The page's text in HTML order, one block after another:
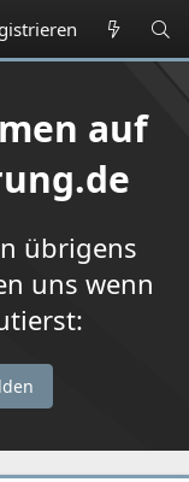
auf
übrigens
uns wenn